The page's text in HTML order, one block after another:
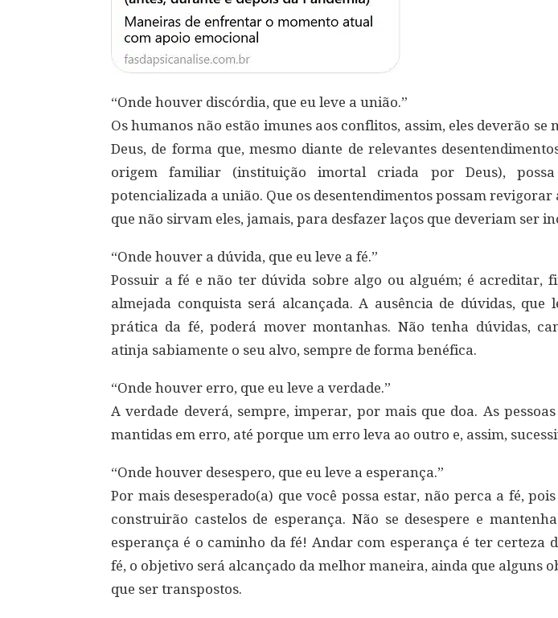
“Onde houver discórdia, que eu leve a união.”
Os humanos não estão imunes aos conflitos, assim, eles deverão se
Deus, de forma que, mesmo diante de relevantes
origem familiar (instituição imortal criada por Deus),
potencializada a união. Que os desentendimentos possam
que não sirvam eles, jamais, para desfazer laços que deveriam ser
“Onde houver a dúvida, que eu leve a fé.”
Possuir a fé e não ter dúvida sobre algo ou alguém; é acreditar,
almejada conquista será alcançada. A ausência de dúvidas, que
prática da fé, poderá mover montanhas. Não tenha dúvidas,
atinja sabiamente o seu alvo, sempre de forma benéfica.
“Onde houver erro, que eu leve a verdade.”
A verdade deverá, sempre, imperar, por mais que doa. As
mantidas em erro, até porque um erro leva ao outro e, assim,
“Onde houver desespero, que eu leve a esperança.”
Por mais desesperado(a) que você possa estar, não perca a fé,
construirão castelos de esperança. Não se desespere e
esperança é o caminho da fé! Andar com esperança é ter certeza
fé, o objetivo será alcançado da melhor maneira, ainda que alguns
que ser transpostos.